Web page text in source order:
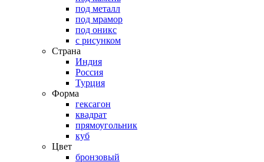
под металл
под мрамор
под оникс
с рисунком
Страна
Индия
Россия
Турция
Форма
гексагон
квадрат
прямоугольник
куб
Цвет
бронзовый